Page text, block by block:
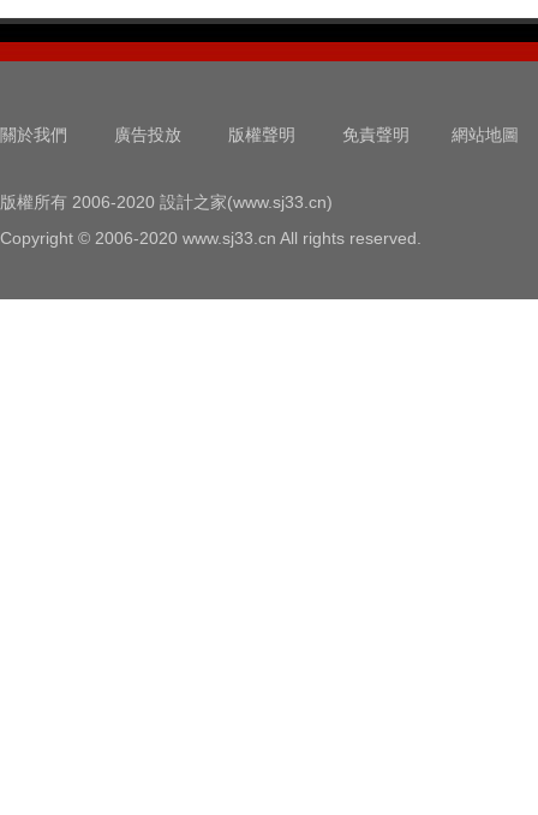
關於我們 廣告投放 版權聲明 免責聲明 網站地圖
版權所有 2006-2020 設計之家(www.sj33.cn)
Copyright © 2006-2020 www.sj33.cn All rights reserved.